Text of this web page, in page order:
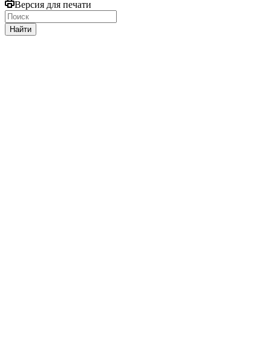
Версия для печати
Найти